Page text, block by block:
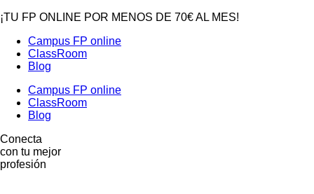
¡TU FP ONLINE POR MENOS DE 70€ AL MES!
Campus FP online
ClassRoom
Blog
Campus FP online
ClassRoom
Blog
Conecta
con tu mejor
profesión